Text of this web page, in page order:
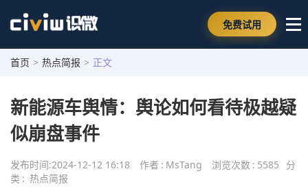
免费试用
首页 > 热点简报 > 正文
新能源车舆情：舆论如何看待极越疑
似崩盘事件
发布时间:2024-12-12 16:18 作者 : MsTang 浏览次数 : 5585
分
类 : 热点简报